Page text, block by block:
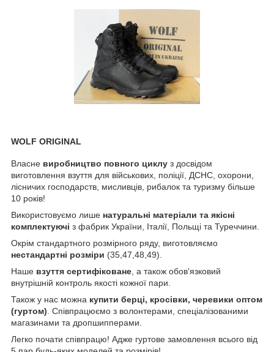
WOLF ORIGINAL
Власне виробництво повного циклу з досвідом
виготовлення взуття для військових, поліції, ДСНС, охорони,
лісничих господарств, мисливців, рибалок та туризму більше
10 років!
Використовуємо лише натуральні матеріали та якісні
комплектуючі з фабрик України, Італії, Польщі та Туреччини.
Окрім стандартного розмірного ряду, виготовляємо
нестандартні розміри (35,47,48,49).
Наше взуття сертифіковане , а також обов'язковий
внутрішній контроль якості кожної пари.
Також у нас можна купити берці, кросівки, черевики оптом
(гуртом) . Співпрацюємо з волонтерами, спеціалізованими
магазинами та дропшипперами.
Легко почати співпрацю! Адже гуртове замовлення всього від